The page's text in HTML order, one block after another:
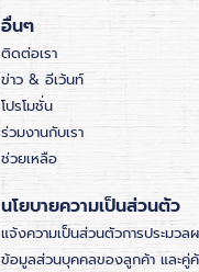
อื่นๆ
ติดต่อเรา
ข่าว & อีเว้นท์
โปรโมชั่น
ร่วมงานกับเรา
ช่วยเหลือ
นโยบายความเป็นส่วนตัว
แจ้งความเป็นส่วนตัวการประมวล
ข้อมูลส่วนบุคคลของลูกค้า และคู่